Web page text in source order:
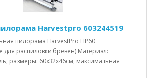
Harvestpro 603244519
пилорама HarvestPro HP60
для распиловки бревен) Материал:
размеры: 60x32x46см, максимальная